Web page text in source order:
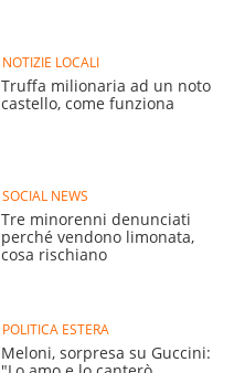
NOTIZIE LOCALI
Truffa milionaria ad un noto
castello, come funziona
SOCIAL NEWS
Tre minorenni denunciati
perché vendono limonata,
cosa rischiano
POLITICA ESTERA
Meloni, sorpresa su Guccini: